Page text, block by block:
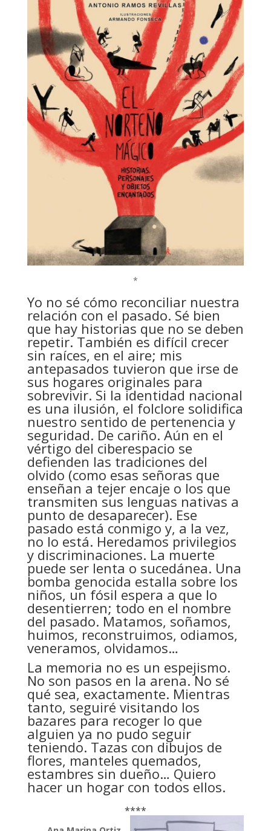
*
Yo no sé cómo reconciliar nuestra
relación con el pasado. Sé bien
que hay historias que no se deben
repetir. También es difícil crecer
sin raíces, en el aire; mis
antepasados tuvieron que irse de
sus hogares originales para
sobrevivir. Si la identidad nacional
es una ilusión, el folclore solidifica
nuestro sentido de pertenencia y
seguridad. De cariño. Aún en el
vértigo del ciberespacio se
defienden las tradiciones del
olvido (como esas señoras que
enseñan a tejer encaje o los que
transmiten sus lenguas nativas a
punto de desaparecer). Ese
pasado está conmigo y, a la vez,
no lo está. Heredamos privilegios
y discriminaciones. La muerte
puede ser lenta o sucedánea. Una
bomba genocida estalla sobre los
niños, un fósil espera a que lo
desentierren; todo en el nombre
del pasado. Matamos, soñamos,
huimos, reconstruimos, odiamos,
veneramos, olvidamos…
La memoria no es un espejismo.
No son pasos en la arena. No sé
qué sea, exactamente. Mientras
tanto, seguiré visitando los
bazares para recoger lo que
alguien ya no pudo seguir
teniendo. Tazas con dibujos de
flores, manteles quemados,
estambres sin dueño… Quiero
hacer un hogar con todos ellos.
****